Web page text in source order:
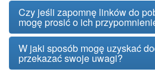
Czy jeśli zapomnę linków do
mogę prosić o ich
W jaki sposób mogę uzyskać
przekazać swoje uwagi?